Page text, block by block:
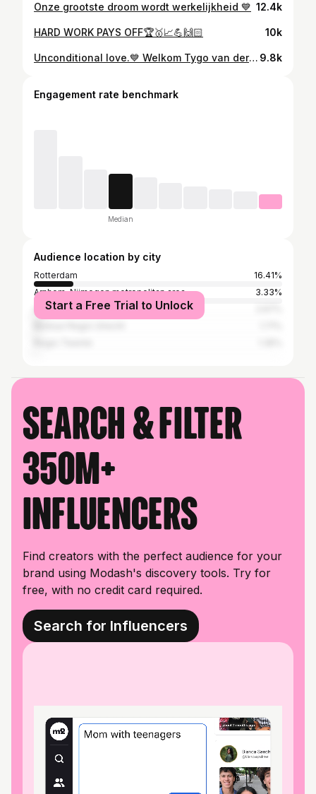
Onze grootste droom wordt werkelijkheid 💙 12.4k
HARD WORK PAYS OFF🏆🥇📈💪🙌🏻 10k
Unconditional love.💙 Welkom Tygo van der Heijden. 04.01.2019 9.8k
Engagement rate benchmark
Median
Audience location by city
Rotterdam
16.41%
Arnhem-Nijmegen metropolitan area
3.33%
Amsterdam
Start a Free Trial to Unlock
Search & filter
350M+
influencers
Find creators with the perfect audience for your
brand using Modash's discovery tools. Try for
free, with no credit card required.
Search for Influencers